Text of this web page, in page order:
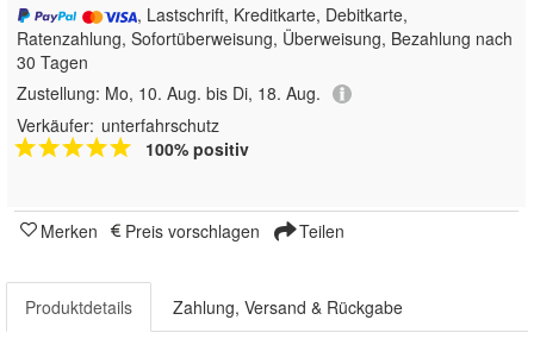
, Lastschrift, Kreditkarte, Debitkarte,
Ratenzahlung, Sofortüberweisung, Überweisung, Bezahlung nach
30 Tagen
Zustellung: Mo, 10. Aug. bis Di, 18. Aug.
Verkäufer: unterfahrschutz
100% positiv
Merken Preis vorschlagen Teilen
Produktdetails Zahlung, Versand & Rückgabe